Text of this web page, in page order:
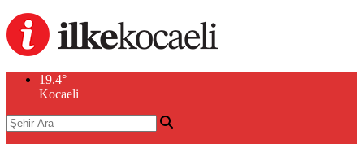
19.4°
Kocaeli